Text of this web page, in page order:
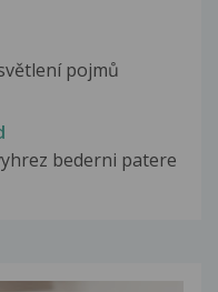
pojmů
bederni patere